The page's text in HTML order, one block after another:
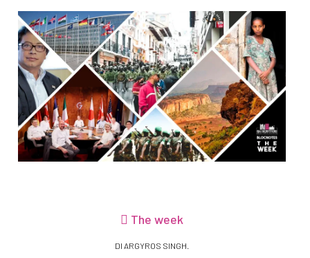
The week
DI ARGYROS SINGH.